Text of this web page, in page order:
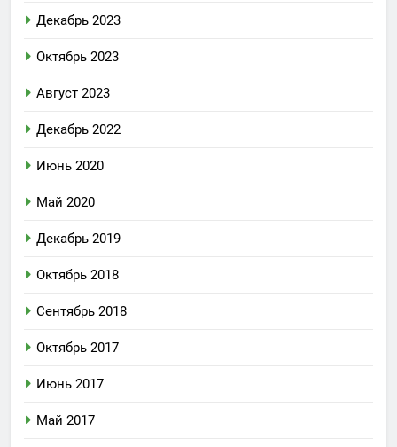
Декабрь 2023
Октябрь 2023
Август 2023
Декабрь 2022
Июнь 2020
Май 2020
Декабрь 2019
Октябрь 2018
Сентябрь 2018
Октябрь 2017
Июнь 2017
Май 2017